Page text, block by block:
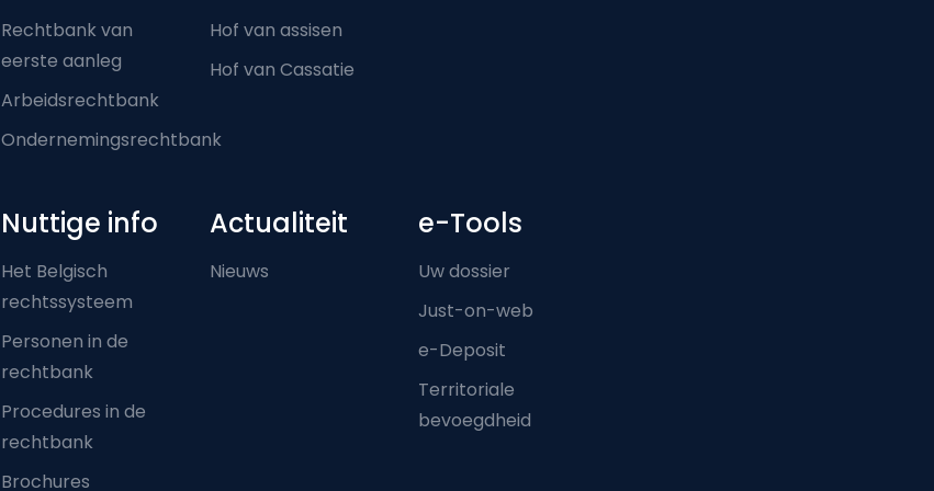
Rechtbank van
eerste aanleg
Arbeidsrechtbank
Ondernemingsrechtbank
Hof van assisen
Hof van Cassatie
Nuttige info
Het Belgisch
rechtssysteem
Personen in de
rechtbank
Procedures in de
rechtbank
Brochures
Actualiteit
Nieuws
e-Tools
Uw dossier
Just-on-web
e-Deposit
Territoriale
bevoegdheid